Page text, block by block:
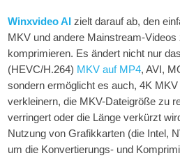
Winxvideo AI zielt darauf ab, den
MKV und andere Mainstream-
komprimieren. Es ändert nicht nur
(HEVC/H.264) MKV auf MP4, AVI,
sondern ermöglicht es auch, 4K
verkleinern, die MKV-Dateigröße zu
verringert oder die Länge verkürzt
Nutzung von Grafikkarten (die Intel,
um die Konvertierungs- und